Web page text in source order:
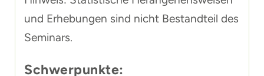
und Erhebungen sind nicht Bestandteil des
Seminars.
Schwerpunkte: